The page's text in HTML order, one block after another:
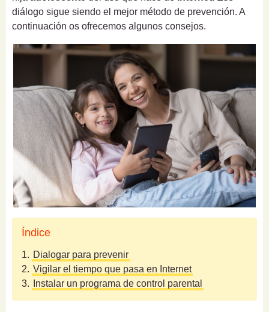
diálogo sigue siendo el mejor método de prevención. A
continuación os ofrecemos algunos consejos.
Índice
1. Dialogar para prevenir
2. Vigilar el tiempo que pasa en Internet
3.
Instalar un programa de control parental